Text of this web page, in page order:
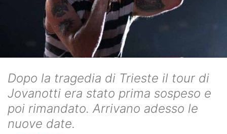
Dopo la tragedia di Trieste il tour di
Jovanotti era stato prima sospeso e
poi rimandato. Arrivano adesso le
nuove date.